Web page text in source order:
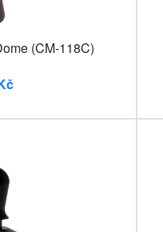
(CM-118C)